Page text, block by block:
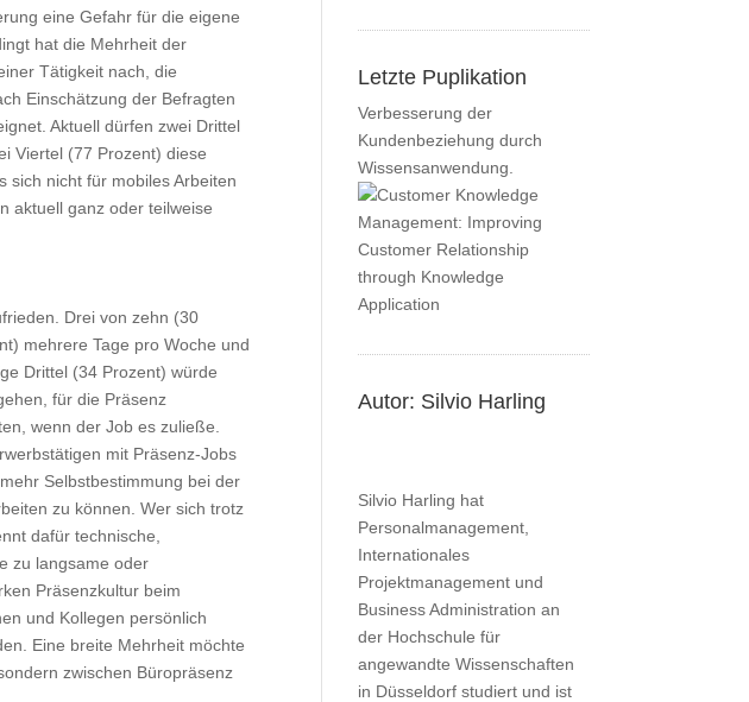
eine Gefahr für die eigene
hat die Mehrheit der
Tätigkeit nach, die
Einschätzung der Befragten
Aktuell dürfen zwei Drittel
Viertel (77 Prozent) diese
sich nicht für mobiles Arbeiten
aktuell ganz oder teilweise
Drei von zehn (30
mehrere Tage pro Woche und
Drittel (34 Prozent) würde
für die Präsenz
wenn der Job es zuließe.
mit Präsenz-Jobs
Selbstbestimmung bei der
zu können. Wer sich trotz
dafür technische,
zu langsame oder
Präsenzkultur beim
und Kollegen persönlich
Eine breite Mehrheit möchte
zwischen Büropräsenz
Letzte Puplikation
Verbesserung der
Kundenbeziehung durch
Wissensanwendung.
Autor: Silvio Harling
Silvio Harling hat
Personalmanagement,
Internationales
Projektmanagement und
Business Administration an
der Hochschule für
angewandte Wissenschaften
in Düsseldorf studiert und ist